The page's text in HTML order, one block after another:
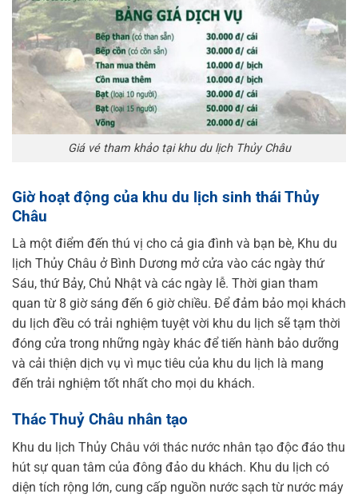
Giá vé tham khảo tại khu du lịch Thủy Châu
Giờ hoạt động của khu du lịch sinh thái Thủy
Châu
Là một điểm đến thú vị cho cả gia đình và bạn bè, Khu du
lịch Thủy Châu ở Bình Dương mở cửa vào các ngày thứ
Sáu, thứ Bảy, Chủ Nhật và các ngày lễ. Thời gian tham
quan từ 8 giờ sáng đến 6 giờ chiều. Để đảm bảo mọi khách
du lịch đều có trải nghiệm tuyệt vời khu du lịch sẽ tạm thời
đóng cửa trong những ngày khác để tiến hành bảo dưỡng
và cải thiện dịch vụ vì mục tiêu của khu du lịch là mang
đến trải nghiệm tốt nhất cho mọi du khách.
Thác Thuỷ Châu nhân tạo
Khu du lịch Thủy Châu với thác nước nhân tạo độc đáo thu
hút sự quan tâm của đông đảo du khách. Khu du lịch có
diện tích rộng lớn, cung cấp nguồn nước sạch từ nước máy